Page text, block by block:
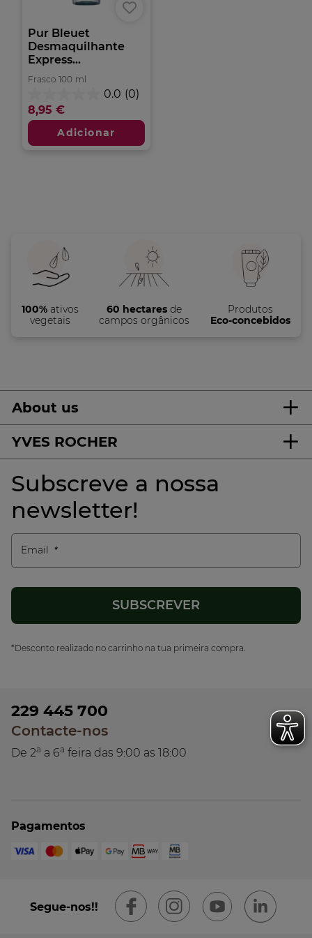
Pur Bleuet
Desmaquilhante
Express...
Frasco 100 ml
0.0 (0)
em
5
estrelas.
8,95 €
Adicionar
100%ativos
vegetais
60 hectares de
campos orgânicos
Produtos
Eco-concebidos
About us
YVES ROCHER
Subscreve a nossa
newsletter!
Email
*Desconto realizado no carrinho na tua primeira compra.
229 445 700
Contacte-nos
De 2a a 6a feira das 9:00 as 18:00
Pagamentos
Segue-nos!!